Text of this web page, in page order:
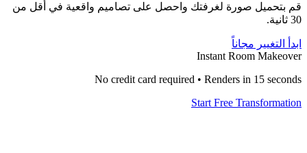
قم بتحميل صورة لغرفتك واحصل على تصاميم واقعية في أقل من
30 ثانية.
ابدأ التغيير مجاناً
Instant Room Makeover
No credit card required • Renders in 15 seconds
Start Free Transformation